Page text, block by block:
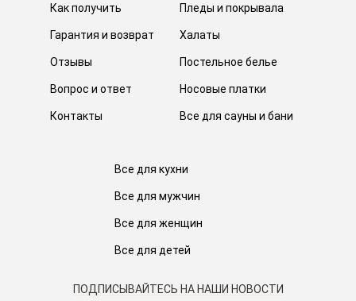
Как получить
Гарантия и возврат
Отзывы
Вопрос и ответ
Контакты
Пледы и покрывала
Халаты
Постельное белье
Носовые платки
Все для сауны и бани
Все для кухни
Все для мужчин
Все для женщин
Все для детей
ПОДПИСЫВАЙТЕСЬ НА НАШИ НОВОСТИ